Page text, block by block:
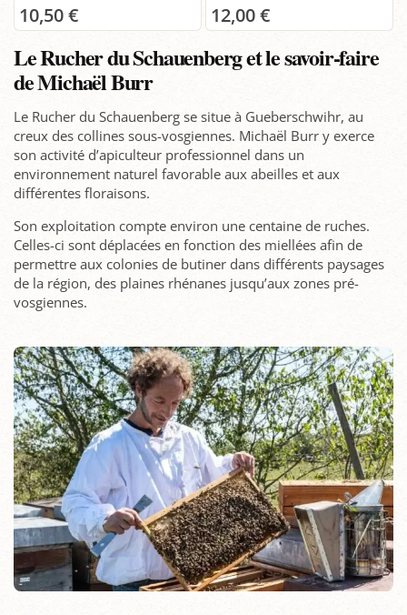
10,50 € 12,00 €
Le Rucher du Schauenberg et le savoir-faire
de Michaël Burr
Le Rucher du Schauenberg se situe à Gueberschwihr, au
creux des collines sous-vosgiennes. Michaël Burr y exerce
son activité d’apiculteur professionnel dans un
environnement naturel favorable aux abeilles et aux
différentes floraisons.
Son exploitation compte environ une centaine de ruches.
Celles-ci sont déplacées en fonction des miellées afin de
permettre aux colonies de butiner dans différents paysages
de la région, des plaines rhénanes jusqu’aux zones pré-
vosgiennes.